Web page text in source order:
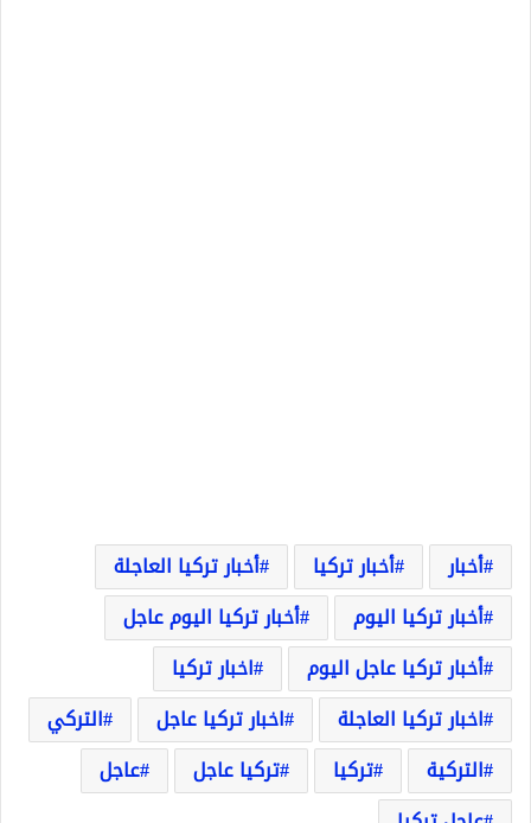
أخبار أخبار تركيا
أخبار تركيا العاجلة
أخبار تركيا اليوم
أخبار تركيا اليوم عاجل
أخبار تركيا عاجل اليوم
اخبار تركيا
اخبار تركيا العاجلة
اخبار تركيا عاجل
التركي
التركية
تركيا تركيا عاجل
عاجل